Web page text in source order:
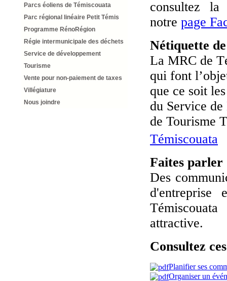
Parcs éoliens de Témiscouata
Parc régional linéaire Petit Témis
Programme RénoRégion
Régie intermunicipale des déchets
Service de développement
Tourisme
Vente pour non-paiement de taxes
Villégiature
Nous joindre
consultez
notre page
Nétiquette
La MRC de
qui font
que ce soit
du Service
de Tourisme
Témiscouata
Faites parler
Des
d'entreprise
attractive.
Consultez
Planifier ses
Organiser un